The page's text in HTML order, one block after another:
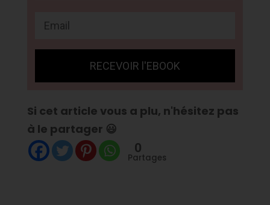
RECEVOIR l'EBOOK
Si cet article vous a plu, n'hésitez pas
à le partager 😃
0
Partages